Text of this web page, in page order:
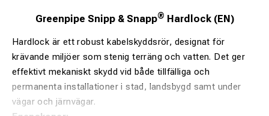
Greenpipe Snipp & Snapp® Hardlock (EN)
Hardlock är ett robust kabelskyddsrör, designat för
krävande miljöer som stenig terräng och vatten. Det ger
effektivt mekaniskt skydd vid både tillfälliga och
permanenta installationer i stad, landsbygd samt under
vägar och järnvägar.